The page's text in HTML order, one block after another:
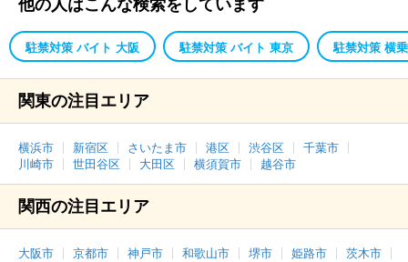
他の人はこんな検索をしています
駐禁対策 バイト 大阪 駐禁対策 バイト 東京 駐禁対策 横
関東の注目エリア
横浜市 新宿区 さいたま市 港区 渋谷区
千葉市
川崎市
世田谷区 大田区 横須賀市 越谷市
関西の注目エリア
大阪市 京都市 神戸市 和歌山市 堺市 姫路市
茨木市